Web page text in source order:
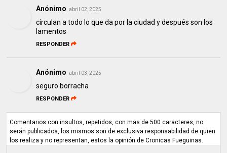
Anónimo abril 02, 2025
circulan a todo lo que da por la ciudad y después son los
lamentos
RESPONDER
Anónimo abril 03, 2025
seguro borracha
RESPONDER
Comentarios con insultos, repetidos, con mas de 500 caracteres, no
serán publicados, los mismos son de exclusiva responsabilidad de quien
los realiza y no representan, estos la opinión de Cronicas Fueguinas.